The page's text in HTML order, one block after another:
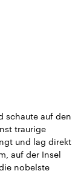
Weltgeschehen.
schaute auf den
traurige
und lag direkt
auf der Insel
nobelste